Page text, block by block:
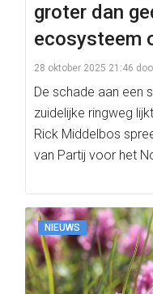
groter dan
ecosysteem
28 oktober 2025 21:46
De schade aan een
zuidelijke ringweg
Rick Middelbos
van Partij voor het
NIEUWS